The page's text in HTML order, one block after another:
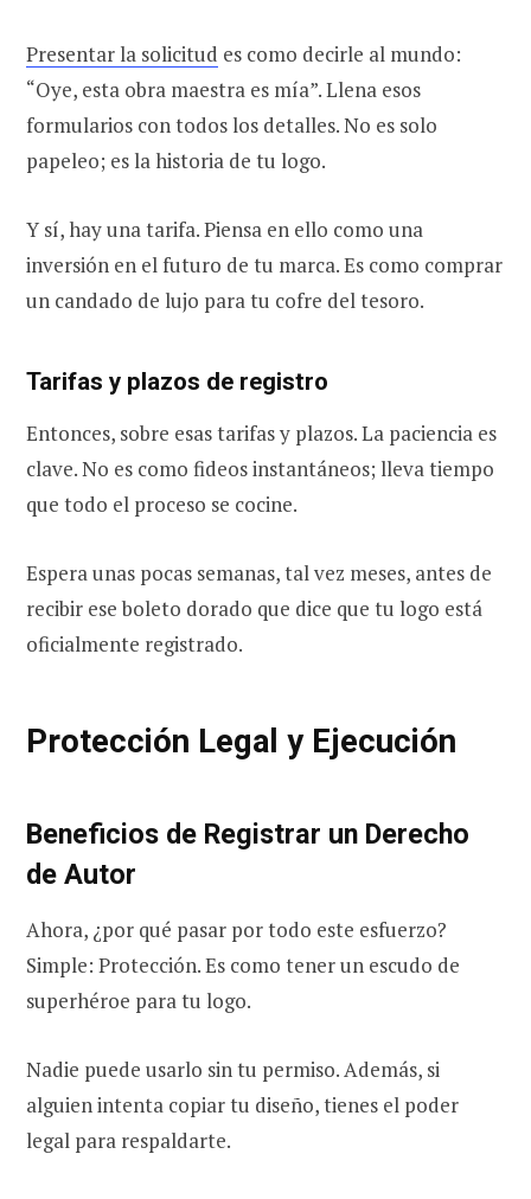
Presentar la solicitud es como decirle al mundo:
“Oye, esta obra maestra es mía”. Llena esos
formularios con todos los detalles. No es solo
papeleo; es la historia de tu logo.
Y sí, hay una tarifa. Piensa en ello como una
inversión en el futuro de tu marca. Es como comprar
un candado de lujo para tu cofre del tesoro.
Tarifas y plazos de registro
Entonces, sobre esas tarifas y plazos. La paciencia es
clave. No es como fideos instantáneos; lleva tiempo
que todo el proceso se cocine.
Espera unas pocas semanas, tal vez meses, antes de
recibir ese boleto dorado que dice que tu logo está
oficialmente registrado.
Protección Legal y Ejecución
Beneficios de Registrar un Derecho
de Autor
Ahora, ¿por qué pasar por todo este esfuerzo?
Simple: Protección. Es como tener un escudo de
superhéroe para tu logo.
Nadie puede usarlo sin tu permiso. Además, si
alguien intenta copiar tu diseño, tienes el poder
legal para respaldarte.